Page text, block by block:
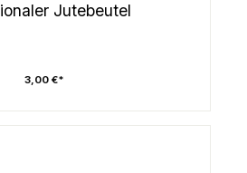
Jutebeutel
3,00 €*